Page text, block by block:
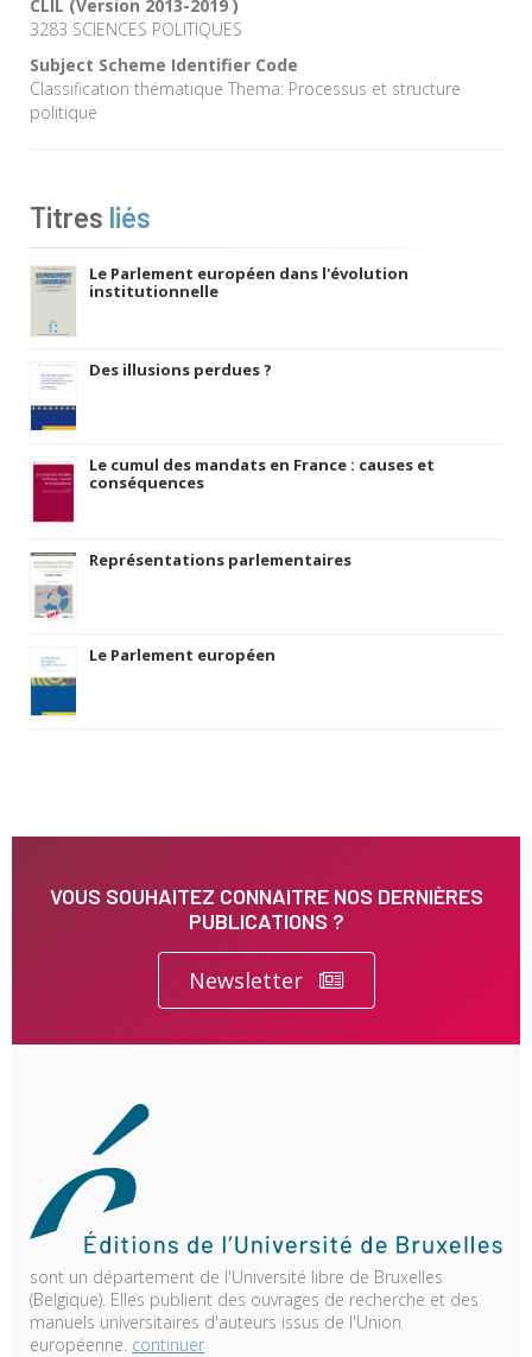
CLIL (Version 2013-2019 )
3283 SCIENCES POLITIQUES
Subject Scheme Identifier Code
Classification thématique Thema: Processus et structure
politique
Titres liés
Le Parlement européen dans l'évolution
institutionnelle
Des illusions perdues ?
Le cumul des mandats en France : causes et
conséquences
Représentations parlementaires
Le Parlement européen
VOUS SOUHAITEZ CONNAITRE NOS DERNIÈRES
PUBLICATIONS ?
Newsletter
sont un département de l'Université libre de Bruxelles
(Belgique). Elles publient des ouvrages de recherche et des
manuels universitaires d'auteurs issus de l'Union
européenne. continuer